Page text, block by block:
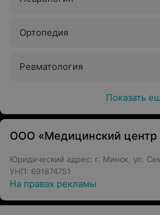
Ортопедия
Ревматология
Показать
ООО «Медицинский
Юридический адрес: г. Минск, ул.
УНП: 691874751
На правах рекламы